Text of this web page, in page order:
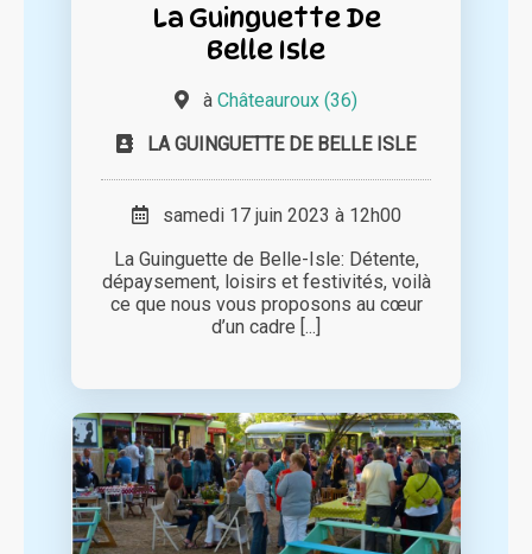
La Guinguette De
Belle Isle
à Châteauroux (36)
LA GUINGUETTE DE BELLE ISLE
samedi 17 juin 2023 à 12h00
La Guinguette de Belle-Isle: Détente,
dépaysement, loisirs et festivités, voilà
ce que nous vous proposons au cœur
d’un cadre [...]